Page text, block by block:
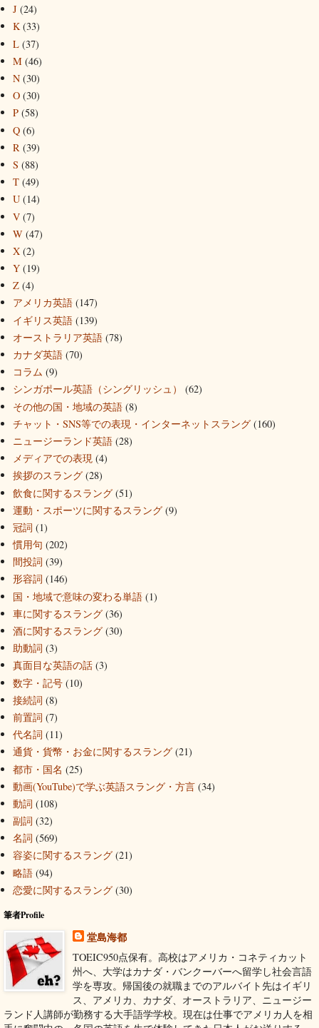
J (24)
K (33)
L (37)
M (46)
N (30)
O (30)
P (58)
Q (6)
R (39)
S (88)
T (49)
U (14)
V (7)
W (47)
X (2)
Y (19)
Z (4)
アメリカ英語 (147)
イギリス英語 (139)
オーストラリア英語 (78)
カナダ英語 (70)
コラム (9)
シンガポール英語（シングリッシュ）
(62)
その他の国・地域の英語 (8)
チャット・SNS等での表現・インターネットスラング (160)
ニュージーランド英語 (28)
メディアでの表現 (4)
挨拶のスラング (28)
飲食に関するスラング (51)
運動・スポーツに関するスラング (9)
冠詞 (1)
慣用句 (202)
間投詞 (39)
形容詞 (146)
国・地域で意味の変わる単語 (1)
車に関するスラング (36)
酒に関するスラング (30)
助動詞 (3)
真面目な英語の話 (3)
数字・記号 (10)
接続詞 (8)
前置詞 (7)
代名詞 (11)
通貨・貨幣・お金に関するスラング (21)
都市・国名 (25)
動画(YouTube)で学ぶ英語スラング・方言 (34)
動詞 (108)
副詞 (32)
名詞 (569)
容姿に関するスラング (21)
略語 (94)
恋愛に関するスラング (30)
筆者Profile
堂島海都
TOEIC950点保有。高校はアメリカ・コネティカット
州へ、大学はカナダ・バンクーバーへ留学し社会言語
学を専攻。帰国後の就職までのアルバイト先はイギリ
ス、アメリカ、カナダ、オーストラリア、ニュージー
ランド人講師が勤務する大手語学学校。現在は仕事でアメリカ人を相